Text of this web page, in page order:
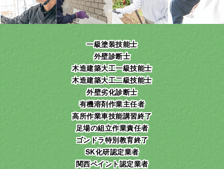
一級塗装技能士
外壁診断士
木造建築大工一級技能士
木造建築大工二級技能士
外壁劣化診断士
有機溶剤作業主任者
高所作業車技能講習終了
足場の組立作業責任者
ゴンドラ特別教育終了
SK化研認定業者
関西ペイント認定業者